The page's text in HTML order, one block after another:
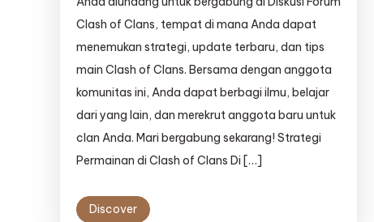
Clash of Clans, tempat di mana Anda dapat
menemukan strategi, update terbaru, dan tips
main Clash of Clans. Bersama dengan anggota
komunitas ini, Anda dapat berbagi ilmu, belajar
dari yang lain, dan merekrut anggota baru untuk
clan Anda. Mari bergabung sekarang! Strategi
Permainan di Clash of Clans Di […]
Discover